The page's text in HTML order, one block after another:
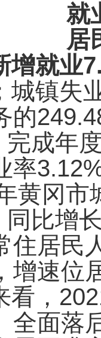
就
居
就业
城镇失
的
完成年
率
黄冈
同比增
住居民
增速位
，2021
全面落